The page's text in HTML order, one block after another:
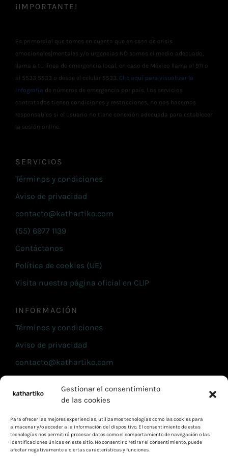
Gestionar el consentimiento
de las cookies
Para ofrecer las mejores experiencias, utilizamos tecnologías como las cookies para
almacenar y/o acceder a la información del dispositivo. El consentimiento de estas
tecnologías nos permitirá procesar datos como el comportamiento de navegación o las
identificaciones únicas en este sitio. No consentir o retirar el consentimiento, puede
afectar negativamente a ciertas características y funciones.
¡IMPORTANTE!
Es primordial que tomes en cuenta que en caso de crisis
emocionales|mentales y/o urgencias NO somos el medio adecuado,
llama a tu línea de emergencia local, en caso de México llama al 911 o
al 5533 5533 o desde el celular 5533. Clic aquí para visualizar la
infografía de números de emergencia por país. Los servicios
contratados tienen condiciones y restricciones, no nos hacemos
responsables si el usuario no tiene conexión adecuada para establecer
la sesión online.
SERVICIOS
Términos y condiciones
Aviso de privacidad
contacto@kathartiko.com
(55) 6977 1139
Contáctanos
Política de cookies (UE)
Visita nuestra página oficial en CLIP
INFORMACIÓN
Términos y condiciones
Aviso de privacidad
contacto@kathartiko.com
Contáctanos
Visita nuestra página oficial en CLIP